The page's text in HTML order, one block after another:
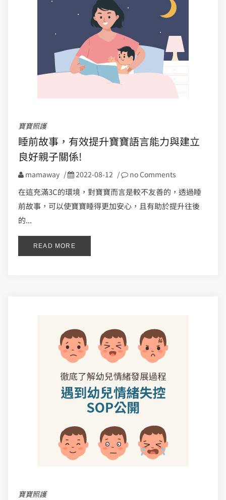
寶寶照護
睡前故事，有效提升寶寶語言能力與建立
良好親子關係!
mamaway / 2022-08-12 / no Comments
在這充滿3C的環境，對寶寶而言是較不友善的，透過睡
前故事，可以使寶寶睡得更加安心，且有助於提升往後
的...
READ MORE
寶寶照護